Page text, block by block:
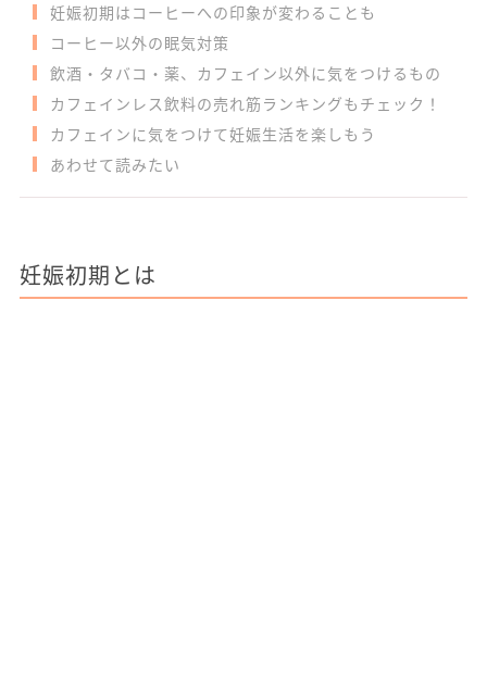
妊娠初期はコーヒーへの印象が変わることも
コーヒー以外の眠気対策
飲酒・タバコ・薬、カフェイン以外に気をつけるもの
カフェインレス飲料の売れ筋ランキングもチェック！
カフェインに気をつけて妊娠生活を楽しもう
あわせて読みたい
妊娠初期とは